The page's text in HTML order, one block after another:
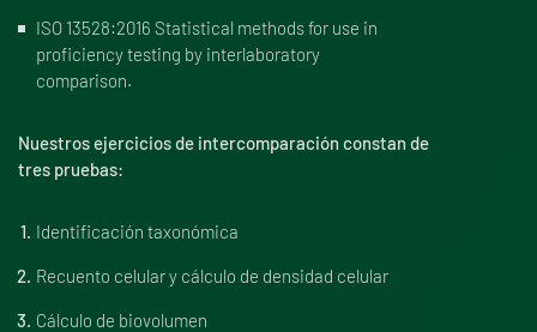
ISO 13528:2016 Statistical methods for use in
proficiency testing by interlaboratory
comparison.
Nuestros ejercicios de intercomparación constan de
tres pruebas:
Identificación taxonómica
Recuento celular y cálculo de densidad celular
Cálculo de biovolumen